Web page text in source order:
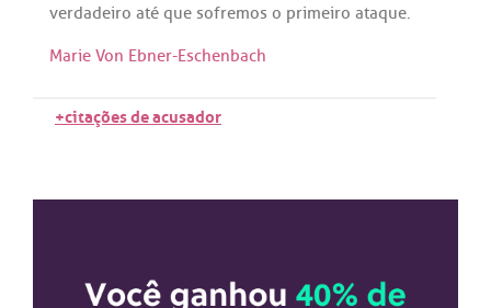
verdadeiro até que sofremos o primeiro ataque.
Marie Von Ebner-Eschenbach
+citações de acusador